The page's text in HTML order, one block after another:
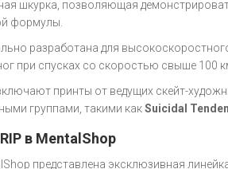
шкурка, позволяющая
формулы.
разработана для
при спусках со скоростью свыше 100
принты от ведущих скейт-
группами, такими какSuicidal
в MentalShop
представлена эксклюзивная